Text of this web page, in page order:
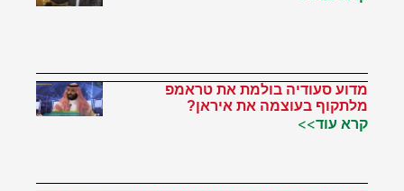
מדוע סעודיה בולמת את טראמפ
מלתקוף בעוצמה את איראן?
קרא עוד>>